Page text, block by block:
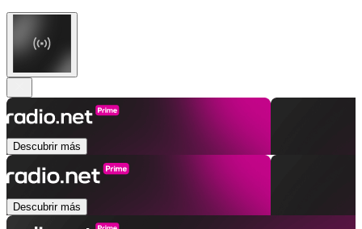
Descubrir más
Descubrir más